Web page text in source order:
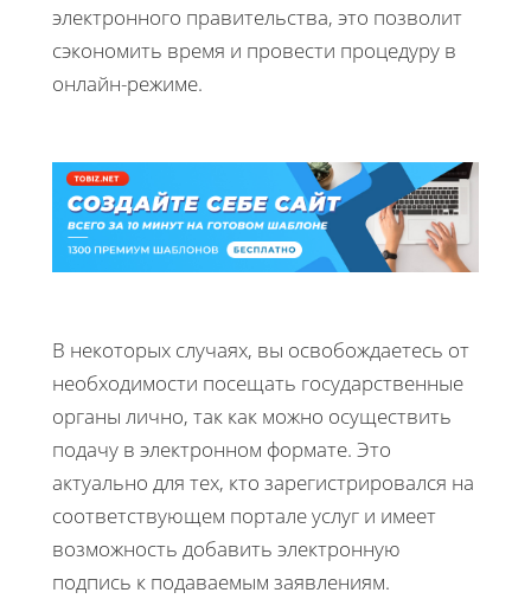
электронного правительства, это позволит
сэкономить время и провести процедуру в
онлайн-режиме.
В некоторых случаях, вы освобождаетесь от
необходимости посещать государственные
органы лично, так как можно осуществить
подачу в электронном формате. Это
актуально для тех, кто зарегистрировался на
соответствующем портале услуг и имеет
возможность добавить электронную
подпись к подаваемым заявлениям.